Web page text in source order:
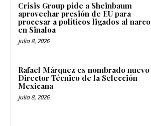
Crisis Group pide a Sheinbaum
aprovechar presión de EU para
procesar a políticos ligados al narco
en Sinaloa
julio 8, 2026
Rafael Márquez es nombrado nuevo
Director Técnico de la Selección
Mexicana
julio 8, 2026